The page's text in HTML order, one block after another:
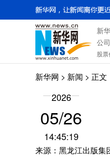
新
公
股票
新华网 > 新闻 > 正文
2026
05/26
14:45:19
来源：黑龙江出版集